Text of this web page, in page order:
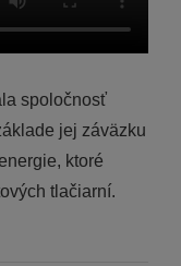
spoločnosť
jej záväzku
ktoré
tlačiarní.